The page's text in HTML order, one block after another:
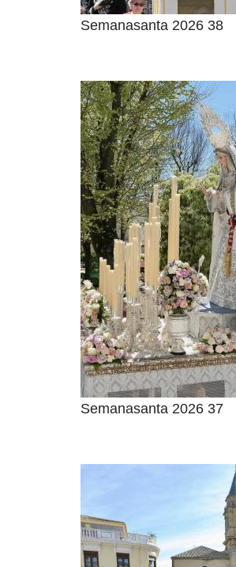
Semanasanta 2026 38
Semanasanta 2026 37